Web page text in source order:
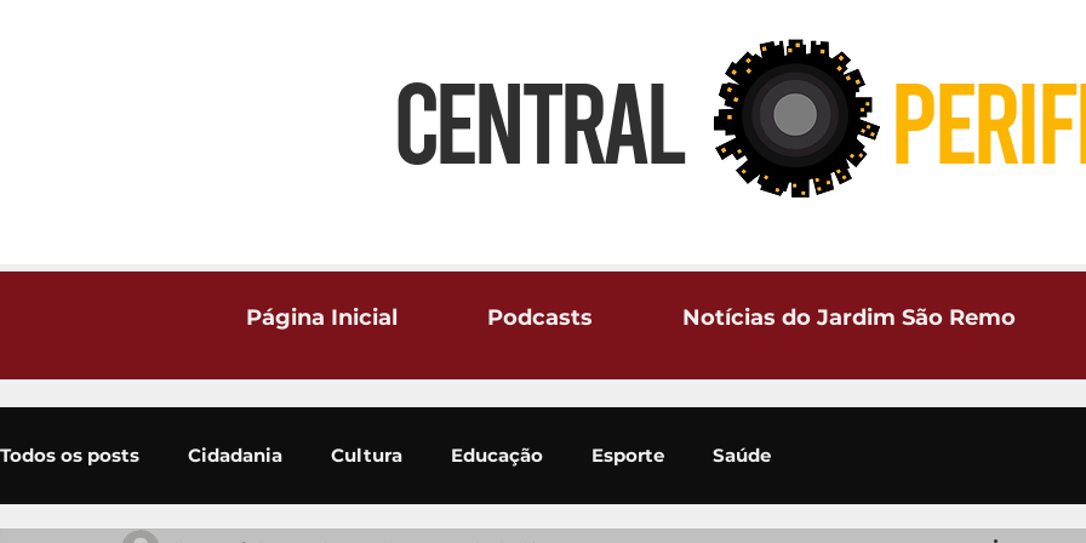
CENTRAL
Página Inicial Podcasts Notícias do Jardim São Remo
Todos os posts Cidadania Cultura Educação Esporte Saúde